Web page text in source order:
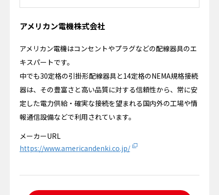
アメリカン電機株式会社
アメリカン電機はコンセントやプラグなどの配線器具のエ
キスパートです。
中でも30定格の引掛形配線器具と14定格のNEMA規格接続
器は、その豊富さと高い品質に対する信頼性から、常に安
定した電力供給・確実な接続を望まれる国内外の工場や情
報通信設備などで利用されています。
メーカーURL
https://www.americandenki.co.jp/